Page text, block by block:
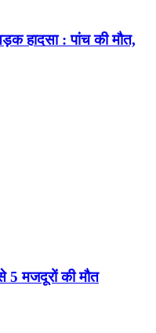
हादसा : पांच की मौत,
मजदूरों की मौत